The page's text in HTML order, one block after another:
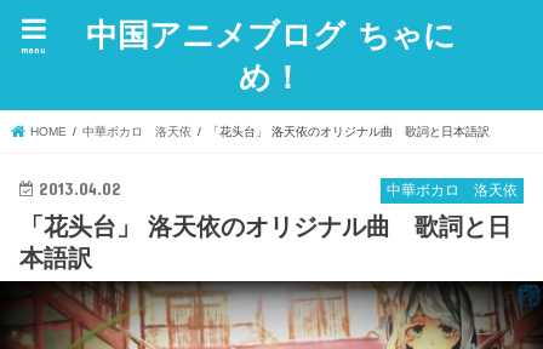
中国アニメブログ ちゃに
め！
menu
HOME 中華ボカロ 洛天依 「花头台」 洛天依のオリジナル曲 歌詞と日本語訳
中華ボカロ 洛天依
2013.04.02
「花头台」 洛天依のオリジナル曲 歌詞と日
本語訳